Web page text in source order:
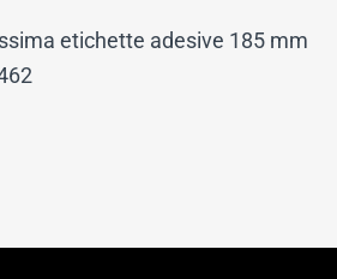
etichette adesive 185 mm